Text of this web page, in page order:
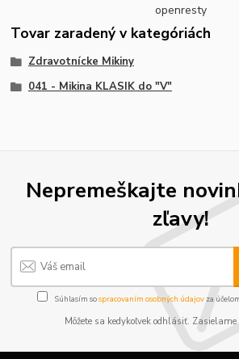
openresty
Tovar zaradený v kategóriách
Zdravotnícke Mikiny
041 - Mikina KLASIK do "V"
Nepremeškajte
zľavy!
Súhlasím sospracovaním osobných údajov za
Môžete sa kedykoľvek odhlásiť.